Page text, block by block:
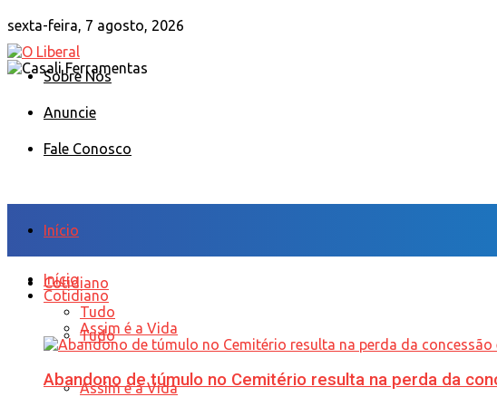
sexta-feira, 7 agosto, 2026
Sobre Nós
Anuncie
Fale Conosco
Início
Cotidiano
Tudo
Assim é a Vida
Início
Cotidiano
Tudo
Assim é a Vida
Abandono de túmulo no Cemitério resulta na perda da